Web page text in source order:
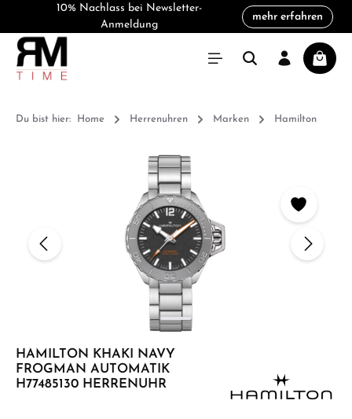
10% Nachlass bei Newsletter-
Anmeldung
mehr erfahren
Du bist hier: Home Herrenuhren Marken Hamilton
Bildergalerie überspringen
HAMILTON KHAKI NAVY
FROGMAN AUTOMATIK
H77485130 HERRENUHR